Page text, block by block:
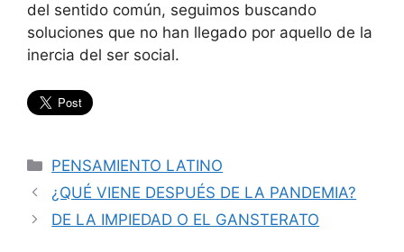
del sentido común, seguimos buscando
soluciones que no han llegado por aquello de la
inercia del ser social.
Categorías
PENSAMIENTO LATINO
¿QUÉ VIENE DESPUÉS DE LA PANDEMIA?
DE LA IMPIEDAD O EL GANSTERATO